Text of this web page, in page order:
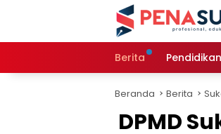
Berita Pendidikan
Beranda Berita
DPMD